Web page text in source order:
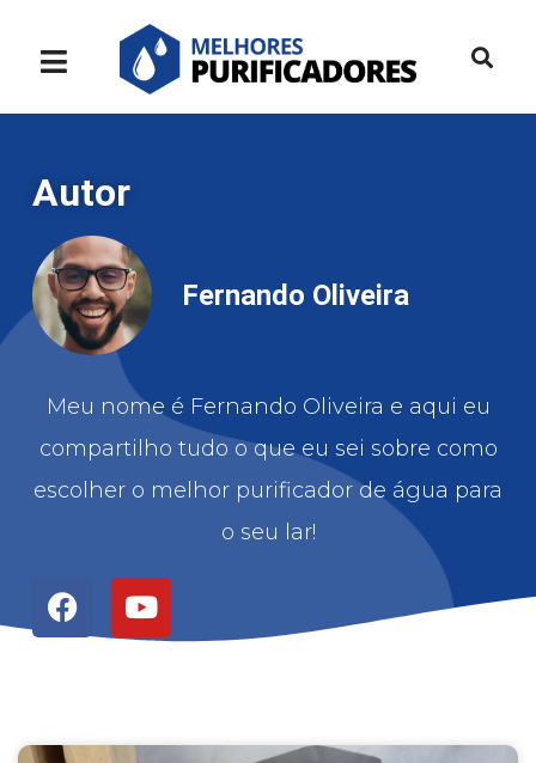
Autor
Fernando Oliveira
Meu nome é Fernando Oliveira e aqui eu
compartilho tudo o que eu sei sobre como
escolher o melhor purificador de água para
o seu lar!